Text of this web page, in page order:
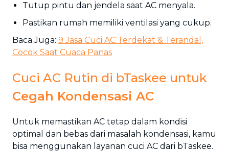
Tutup pintu dan jendela saat AC menyala.
Pastikan rumah memiliki ventilasi yang cukup.
Baca Juga: 9 Jasa Cuci AC Terdekat & Terandal,
Cocok Saat Cuaca Panas
Cuci AC Rutin di bTaskee untuk
Cegah Kondensasi AC
Untuk memastikan AC tetap dalam kondisi
optimal dan bebas dari masalah kondensasi, kamu
bisa menggunakan layanan cuci AC dari bTaskee.